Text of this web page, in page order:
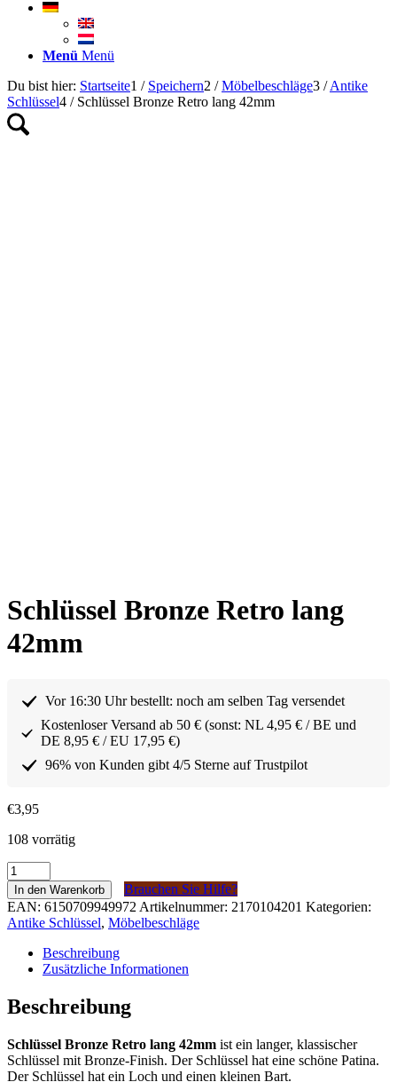
Menü Menü
Du bist hier: Startseite1 / Speichern2 / Möbelbeschläge3 / Antike
Schlüssel4 / Schlüssel Bronze Retro lang 42mm
Schlüssel Bronze Retro lang
42mm
Vor 16:30 Uhr bestellt: noch am selben Tag versendet
Kostenloser Versand ab 50 € (sonst: NL 4,95 € / BE und
DE 8,95 € / EU 17,95 €)
96% von Kunden gibt 4/5 Sterne auf Trustpilot
€3,95
108 vorrätig
Sleutel
Brons
Retro
lang
42mm
Menge
In den Warenkorb
Brauchen Sie Hilfe?
EAN: 6150709949972 Artikelnummer: 2170104201 Kategorien:
Antike Schlüssel, Möbelbeschläge
Beschreibung
Zusätzliche Informationen
Beschreibung
Schlüssel Bronze Retro lang 42mm ist ein langer, klassischer
Schlüssel mit Bronze-Finish. Der Schlüssel hat eine schöne Patina.
Der Schlüssel hat ein Loch und einen kleinen Bart.